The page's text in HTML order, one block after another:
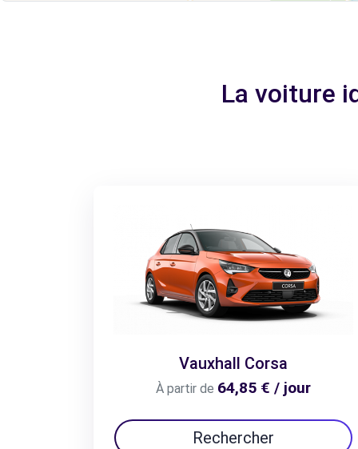
La voiture
Vauxhall Corsa
À partir de 64,85 € / jour
Rechercher